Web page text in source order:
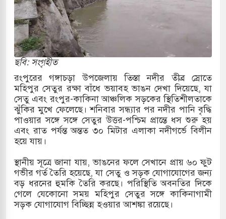
পাহাড়ি ঢলে ফুঁসে উঠেছে তিস্তা
মুক্তির দাবিতে পাকিস্তানজুড়ে পিটিআইয়ের আজ
কোরিয়ার ক্ষেপণাস্ত্র ইউনিট মোতায়েন করা হয়েছে:
স্মৃতি জাদুঘরের উদ্বোধন প্রধানমন্ত্রীর
পর্যালোচনায় পোশাক রপ্তানিতে দ্বিতীয় স্থানে বাংলাদেশ
ছবি: সংগৃহীত
রংপুরের গঙ্গাচড়া উপজেলায় তিস্তা নদীর তীব্র স্রোতে
মহিপুর সেতুর রক্ষা বাঁধে ভয়াবহ ভাঙন দেখা দিয়েছে, যা
সেতু এবং রংপুর-কাকিনা আঞ্চলিক সড়কের স্থিতিশীলতাকে
ঝুঁকির মুখে ফেলেছে। শনিবার সন্ধ্যার পর নদীর পানি বৃদ্ধি
পাওয়ার সঙ্গে সঙ্গে সেতুর উত্তর-পশ্চিম প্রান্তে ধস শুরু হয়
এবং রাত পর্যন্ত অন্তত ৩০ মিটার এলাকা নদীগর্ভে বিলীন
হয়ে যায়।
স্থানীয় সূত্রে জানা যায়, ভাঙনের ফলে সেখানে প্রায় ৬০ ফুট
গভীর গর্ত তৈরি হয়েছে, যা সেতু ও সড়ক যোগাযোগের জন্য
বড় ধরনের হুমকি তৈরি করছে। পরিস্থিতি অবনতির দিকে
গেলে যেকোনো সময় মহিপুর সেতুর সঙ্গে কাকিনাগামী
সড়ক যোগাযোগ বিচ্ছিন্ন হওয়ার আশঙ্কা রয়েছে।